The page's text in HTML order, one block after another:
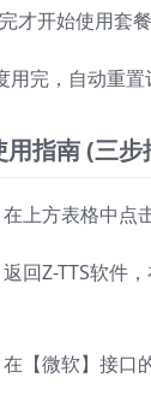
才开始使用套餐
用完，自动重置
指南 (三步
在上方表格中点
返回Z-TTS软件
在【微软】接口